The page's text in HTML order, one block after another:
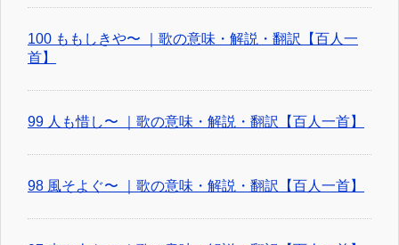
100 ももしきや〜 ｜歌の意味・解説・翻訳【百人一
首】
99 人も惜し〜 ｜歌の意味・解説・翻訳【百人一首】
98 風そよぐ〜 ｜歌の意味・解説・翻訳【百人一首】